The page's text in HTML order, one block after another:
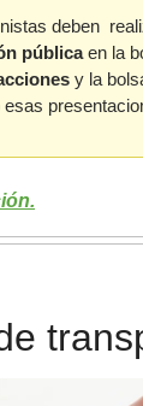
pública en la
y la
esas